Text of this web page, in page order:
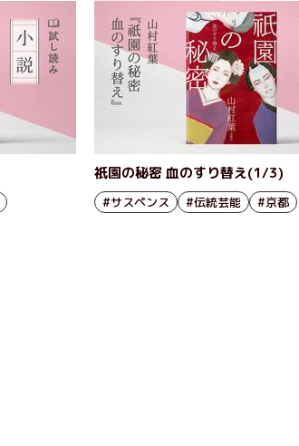
祇園の秘密 血のすり替え(1/3)
#サスペンス #伝統芸能 #京都